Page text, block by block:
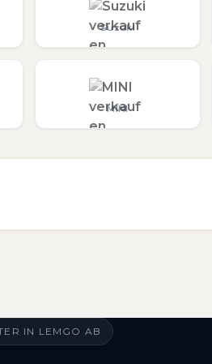
Suzuki
MINI
IN LEMGO AB